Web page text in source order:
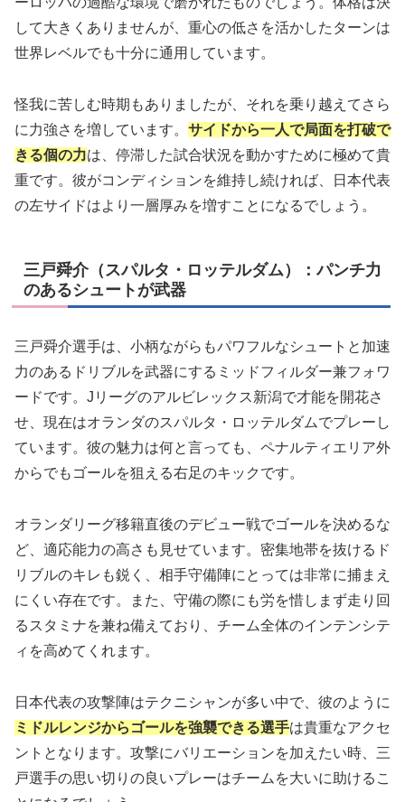
して大きくありませんが、重心の低さを活かしたターンは
世界レベルでも十分に通用しています。
怪我に苦しむ時期もありましたが、それを乗り越えてさら
に力強さを増しています。 サイドから一人で局面を打破で
きる個の力は、停滞した試合状況を動かすために極めて貴
重です。彼がコンディションを維持し続ければ、日本代表
の左サイドはより一層厚みを増すことになるでしょう。
三戸舜介（スパルタ・ロッテルダム）：パンチ力
のあるシュートが武器
三戸舜介選手は、小柄ながらもパワフルなシュートと加速
力のあるドリブルを武器にするミッドフィルダー兼フォワ
ードです。Jリーグのアルビレックス新潟で才能を開花さ
せ、現在はオランダのスパルタ・ロッテルダムでプレーし
ています。彼の魅力は何と言っても、ペナルティエリア外
からでもゴールを狙える右足のキックです。
オランダリーグ移籍直後のデビュー戦でゴールを決めるな
ど、適応能力の高さも見せています。密集地帯を抜けるド
リブルのキレも鋭く、相手守備陣にとっては非常に捕まえ
にくい存在です。また、守備の際にも労を惜しまず走り回
るスタミナを兼ね備えており、チーム全体のインテンシテ
ィを高めてくれます。
日本代表の攻撃陣はテクニシャンが多い中で、彼のように
ミドルレンジからゴールを強襲できる選手は貴重なアクセ
ントとなります。攻撃にバリエーションを加えたい時、三
戸選手の思い切りの良いプレーはチームを大いに助けるこ